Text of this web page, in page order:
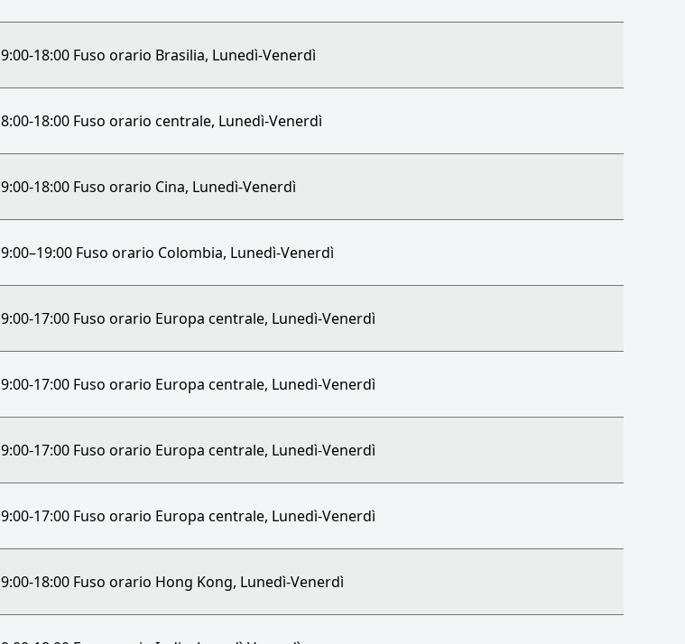
9:00-18:00 Fuso orario Brasilia, Lunedì-Venerdì
8:00-18:00 Fuso orario centrale, Lunedì-Venerdì
9:00-18:00 Fuso orario Cina, Lunedì-Venerdì
9:00–19:00 Fuso orario Colombia, Lunedì-Venerdì
9:00-17:00 Fuso orario Europa centrale, Lunedì-Venerdì
9:00-17:00 Fuso orario Europa centrale, Lunedì-Venerdì
9:00-17:00 Fuso orario Europa centrale, Lunedì-Venerdì
9:00-17:00 Fuso orario Europa centrale, Lunedì-Venerdì
9:00-18:00 Fuso orario Hong Kong, Lunedì-Venerdì